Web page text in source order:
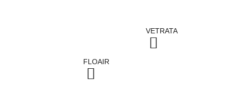
FLOAIR
VETRATA